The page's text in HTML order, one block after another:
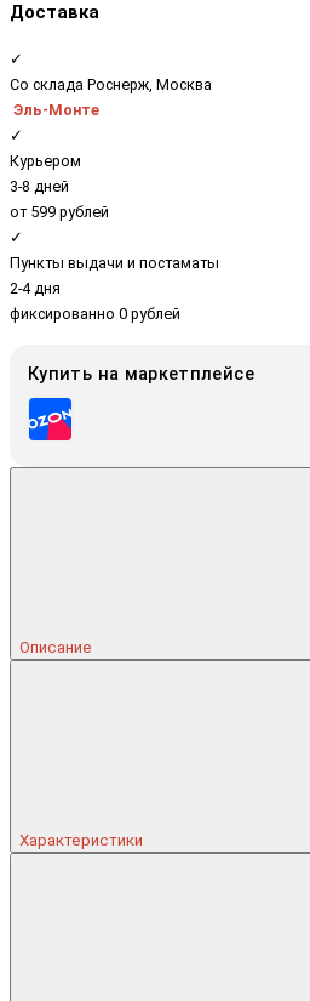
Доставка
✓
Со склада Роснерж, Москва
Эль-Монте
✓
Курьером
3-8 дней
от 599 рублей
✓
Пункты выдачи и постаматы
2-4 дня
фиксированно 0 рублей
Купить на маркетплейсе
Описание
Характеристики